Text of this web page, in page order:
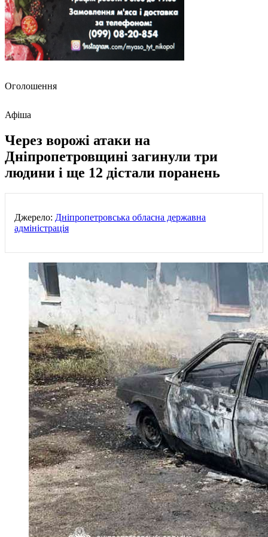
Оголошення
Афіша
Через ворожі атаки на
Дніпропетровщині загинули три
людини і ще 12 дістали поранень
Джерело: Дніпропетровська обласна державна
адміністрація